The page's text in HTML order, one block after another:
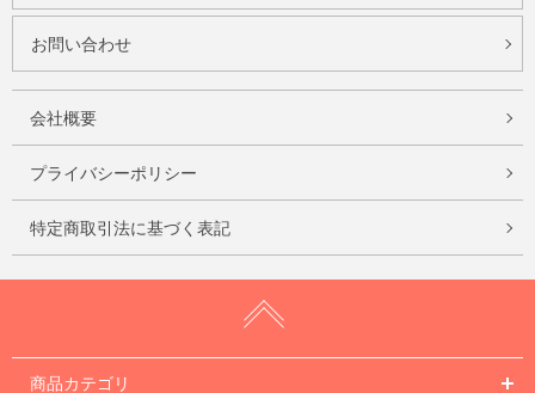
お問い合わせ
会社概要
プライバシーポリシー
特定商取引法に基づく表記
商品カテゴリ